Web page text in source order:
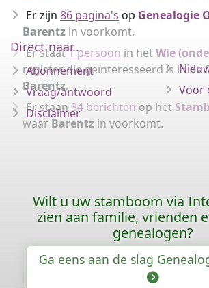
Er zijn 86 pagina's op Genealogie
Barentz in voorkomt.
Er staat1 persoon in hetWie
register die geïnteresseerd is in de
Barentz.
Er staan 34 berichten op het
waar Barentz in voorkomt.
Direct naar...
Abonnement
Vraag/antwoord
Disclaimer
Voor
Wilt u uw stamboom via
zien aan familie, vrienden
genealogen?
Ga eens aan de slag